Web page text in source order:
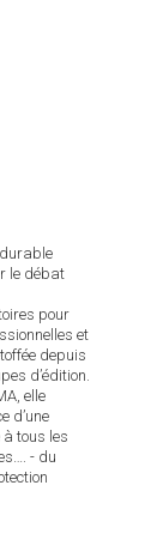
le débat
pour
et
depuis
d’édition.
elle
d’une
tous les
- du